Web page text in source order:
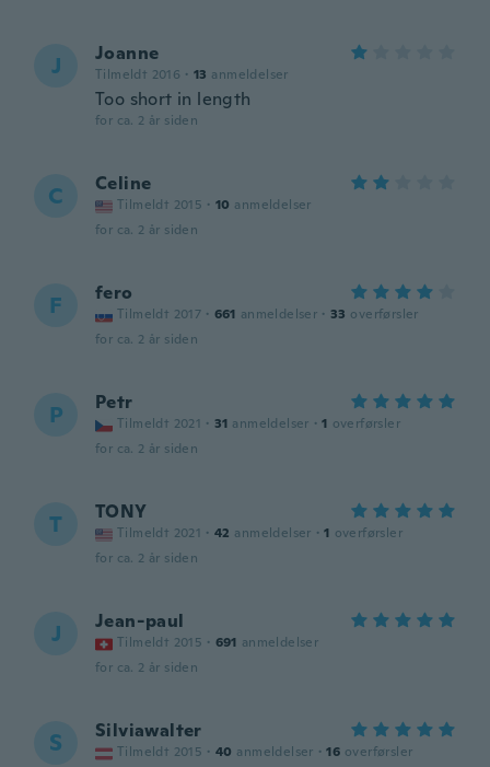
J Joanne
Tilmeldt 2016 · 13 anmeldelser
Too short in length
for ca. 2 år siden
C Celine
Tilmeldt 2015 · 10 anmeldelser
for ca. 2 år siden
F fero
Tilmeldt 2017 · 661 anmeldelser · 33 overførsler
for ca. 2 år siden
P Petr
Tilmeldt 2021 · 31 anmeldelser · 1 overførsler
for ca. 2 år siden
T TONY
Tilmeldt 2021 · 42 anmeldelser · 1 overførsler
for ca. 2 år siden
J Jean-paul
Tilmeldt 2015 · 691 anmeldelser
for ca. 2 år siden
S Silviawalter
Tilmeldt 2015 · 40 anmeldelser · 16 overførsler